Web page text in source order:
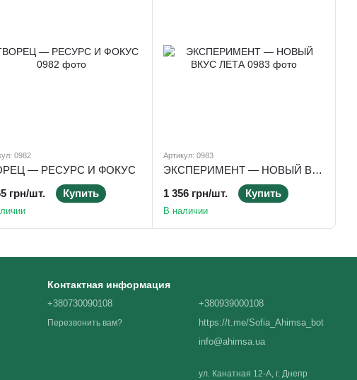
0982
— РЕСУРС И ФОКУС
грн/шт.
Купить
Артикул: 0983
ЭКСПЕРИМЕНТ — НОВЫЙ ВКУС ЛЕТА
1 356 грн/шт.
Купить
В наличии
Контактная информация
+380730090108
Перезвонить вам?
+380939000108
https://t.me/Sofia_Ahimsa_bot
info@ahimsa.ua
ул. Канатная 12-А, г. Днепр